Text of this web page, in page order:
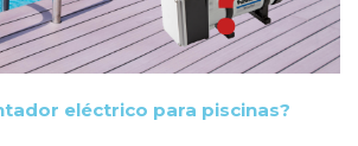
eléctrico para piscinas?